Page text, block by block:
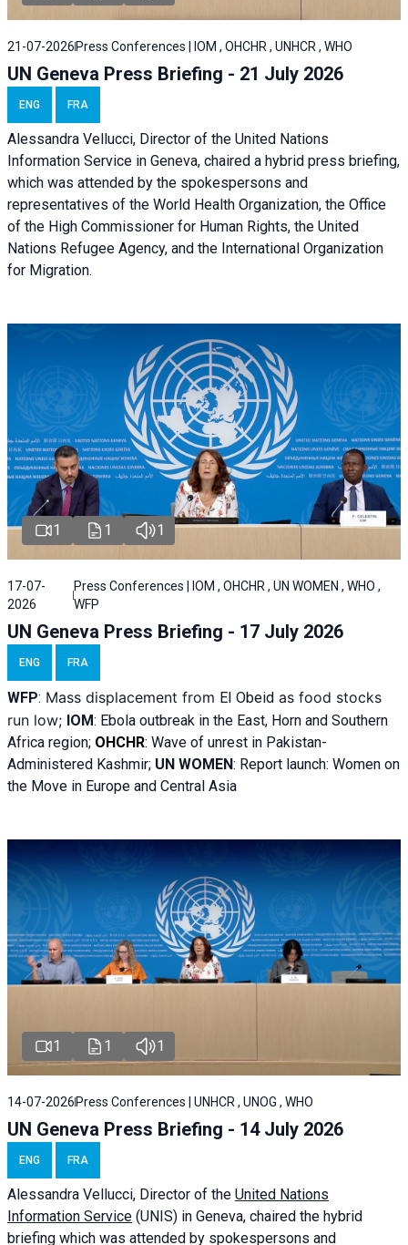
21-07-2026 Press Conferences | IOM , OHCHR , UNHCR , WHO
UN Geneva Press Briefing - 21 July 2026
ENG FRA
Alessandra Vellucci, Director of the United Nations
Information Service in Geneva, chaired a hybrid press briefing,
which was attended by the spokespersons and
representatives of the World Health Organization, the Office
of the High Commissioner for Human Rights, the United
Nations Refugee Agency, and the International Organization
for Migration.
1 1 1
17-07-
2026
Press Conferences | IOM , OHCHR , UN WOMEN , WHO ,
WFP
UN Geneva Press Briefing - 17 July 2026
ENG FRA
WFP: Mass displacement from El Obeid as food stocks
run low; IOM: Ebola outbreak in the East, Horn and Southern
Africa region; OHCHR: Wave of unrest in Pakistan-
Administered Kashmir; UN WOMEN: Report launch: Women on
the Move in Europe and Central Asia
1 1 1
14-07-2026 Press Conferences | UNHCR , UNOG , WHO
UN Geneva Press Briefing - 14 July 2026
ENG FRA
Alessandra Vellucci, Director of the United Nations
Information Service (UNIS) in Geneva, chaired the hybrid
briefing which was attended by spokespersons and